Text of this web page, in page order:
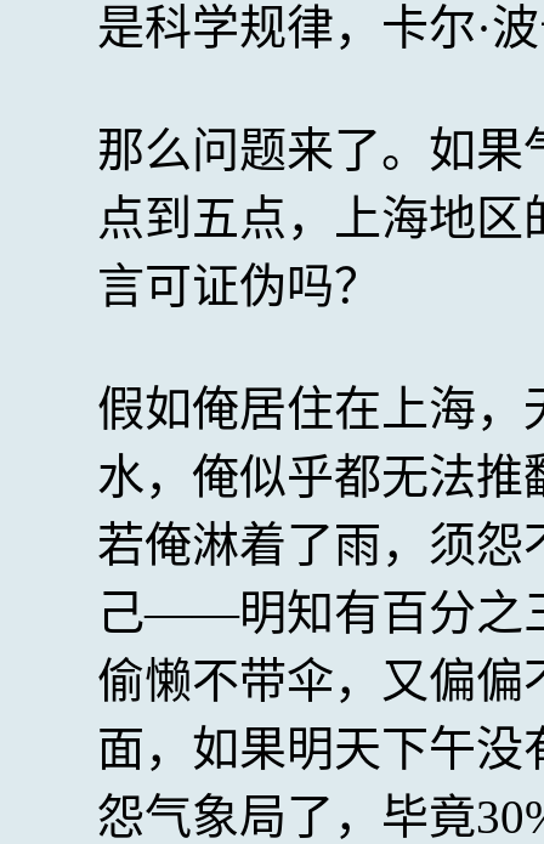
是科学规律，卡尔·
那么问题来了。如果
点到五点，上海地区
言可证伪吗？
假如俺居住在上海
水，俺似乎都无法
若俺淋着了雨，须
己——明知有百分之
偷懒不带伞，又偏
面，如果明天下午
怨气象局了，毕竟